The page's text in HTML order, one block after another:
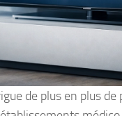
de plus en plus